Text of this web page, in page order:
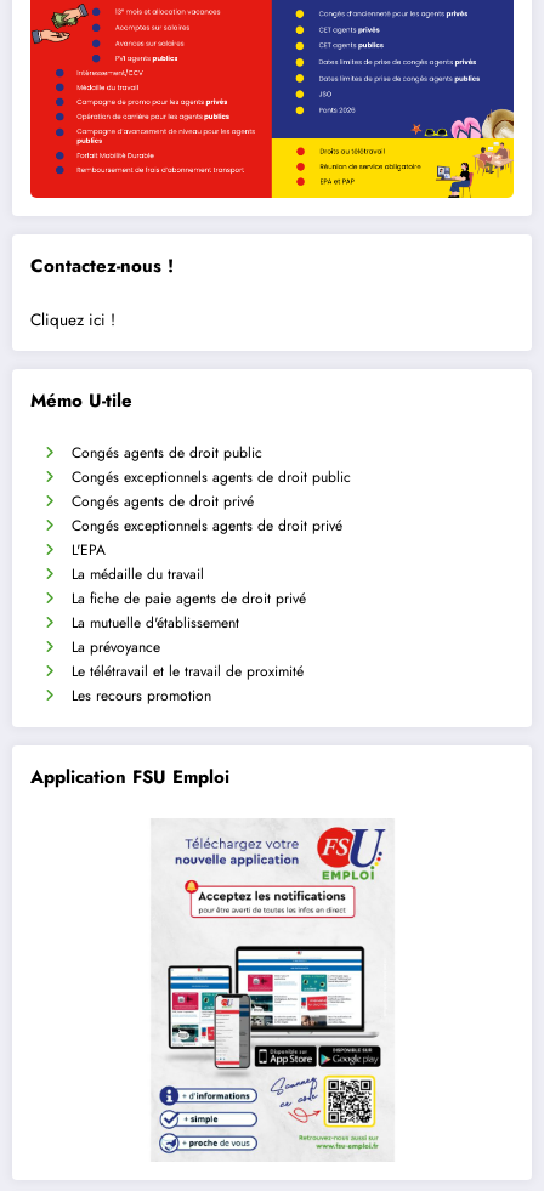
Contactez-nous !
Cliquez ici !
Mémo U-tile
Congés agents de droit public
Congés exceptionnels agents de droit public
Congés agents de droit privé
Congés exceptionnels agents de droit privé
L'EPA
La médaille du travail
La fiche de paie agents de droit privé
La mutuelle d'établissement
La prévoyance
Le télétravail et le travail de proximité
Les recours promotion
Application FSU Emploi